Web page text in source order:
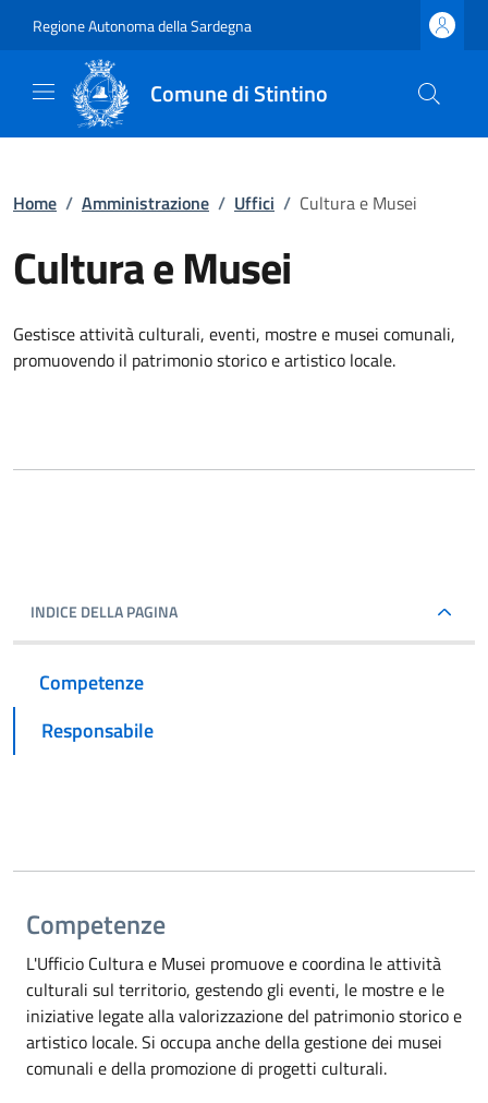
Regione Autonoma della Sardegna
Comune di Stintino
Home / Amministrazione / Uffici / Cultura e Musei
Cultura e Musei
Gestisce attività culturali, eventi, mostre e musei comunali,
promuovendo il patrimonio storico e artistico locale.
INDICE DELLA PAGINA
Competenze
Responsabile
Competenze
L'Ufficio Cultura e Musei promuove e coordina le attività
culturali sul territorio, gestendo gli eventi, le mostre e le
iniziative legate alla valorizzazione del patrimonio storico e
artistico locale. Si occupa anche della gestione dei musei
comunali e della promozione di progetti culturali.